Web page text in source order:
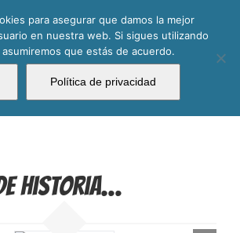
de Vallekas
Historia…
para asegurar que damos la mejor
en nuestra web. Si sigues utilizando
que estás de acuerdo.
Política de privacidad